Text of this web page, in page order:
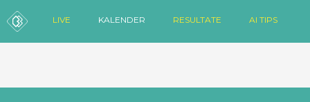
LIVE KALENDER RESULTATE AI TIPS